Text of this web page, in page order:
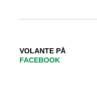
VOLANTE PÅ
FACEBOOK